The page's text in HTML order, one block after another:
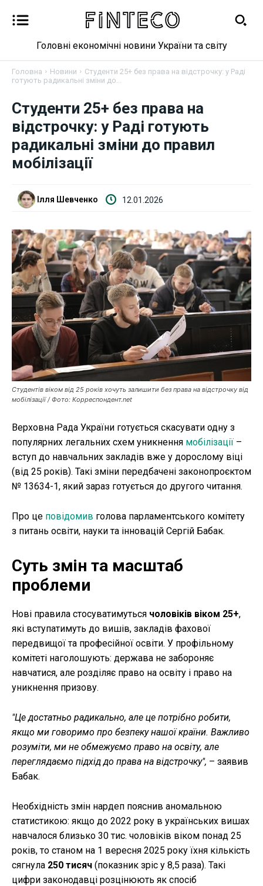
Новини
Бізнес
Фінанси
Валютний ринок
Робота і освіта
Публікації
ФОП
Курс валют
Ми в соц. мережах
Головні економічні новини України та світу
Головна Новини
Студенти 25+ без права на відстрочку: у Раді
готують радикальні зміни до...
Студенти 25+ без права на
відстрочку: у Раді готують
радикальні зміни до правил
мобілізації
Ілля Шевченко 12.01.2026
Студентів віком від 25 років хочуть залишити без права на відстрочку від
мобілізації / Фото: Корреспондент.net
Верховна Рада України готується скасувати одну з
популярних легальних схем уникнення мобілізації –
вступ до навчальних закладів вже у дорослому віці
(від 25 років). Такі зміни передбачені законопроєктом
№ 13634-1, який зараз готується до другого читання.
Про це повідомив голова парламентського комітету
з питань освіти, науки та інновацій Сергій Бабак.
Суть змін та масштаб
проблеми
Нові правила стосуватимуться чоловіків віком 25+,
які вступатимуть до вишів, закладів фахової
передвищої та професійної освіти. У профільному
комітеті наголошують: держава не забороняє
навчатися, але розділяє право на освіту і право на
уникнення призову.
"Це достатньо радикально, але це потрібно робити,
якщо ми говоримо про безпеку нашої країни. Важливо
розуміти, ми не обмежуємо право на освіту, але
переглядаємо підхід до права на відстрочку", – заявив
Бабак.
Необхідність змін нардеп пояснив аномальною
статистикою: якщо до 2022 року в українських вишах
навчалося близько 30 тис. чоловіків віком понад 25
років, то станом на 1 вересня 2025 року їхня кількість
сягнула 250 тисяч (показник зріс у 8,5 раза). Такі
цифри законодавці розцінюють як спосіб